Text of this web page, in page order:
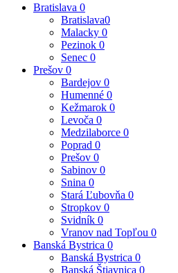
Bratislava 0
Bratislava0
Malacky 0
Pezinok 0
Senec 0
Prešov 0
Bardejov 0
Humenné 0
Kežmarok 0
Levoča 0
Medzilaborce 0
Poprad 0
Prešov 0
Sabinov 0
Snina 0
Stará Ľubovňa 0
Stropkov 0
Svidník 0
Vranov nad Topľou 0
Banská Bystrica 0
Banská Bystrica 0
Banská Štiavnica 0